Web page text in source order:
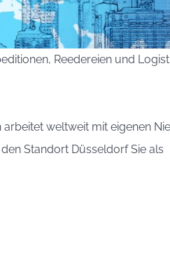
Reedereien und
weltweit mit eigenen
Standort Düsseldorf Sie als